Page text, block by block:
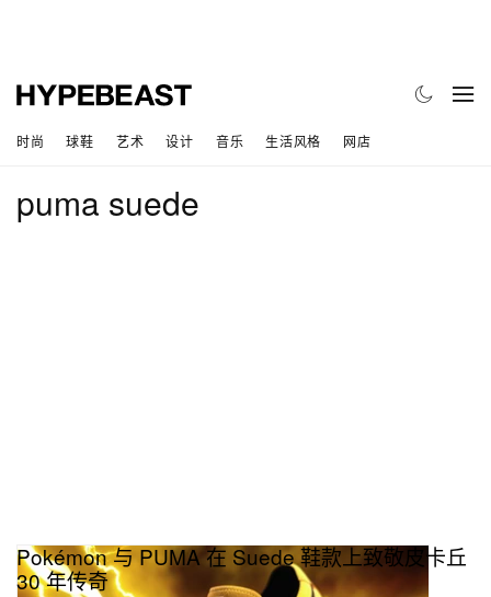
时尚 球鞋 艺术 设计 音乐 生活风格 网店
puma suede
Pokémon 与 PUMA 在 Suede 鞋款上致敬皮卡丘
30 年传奇